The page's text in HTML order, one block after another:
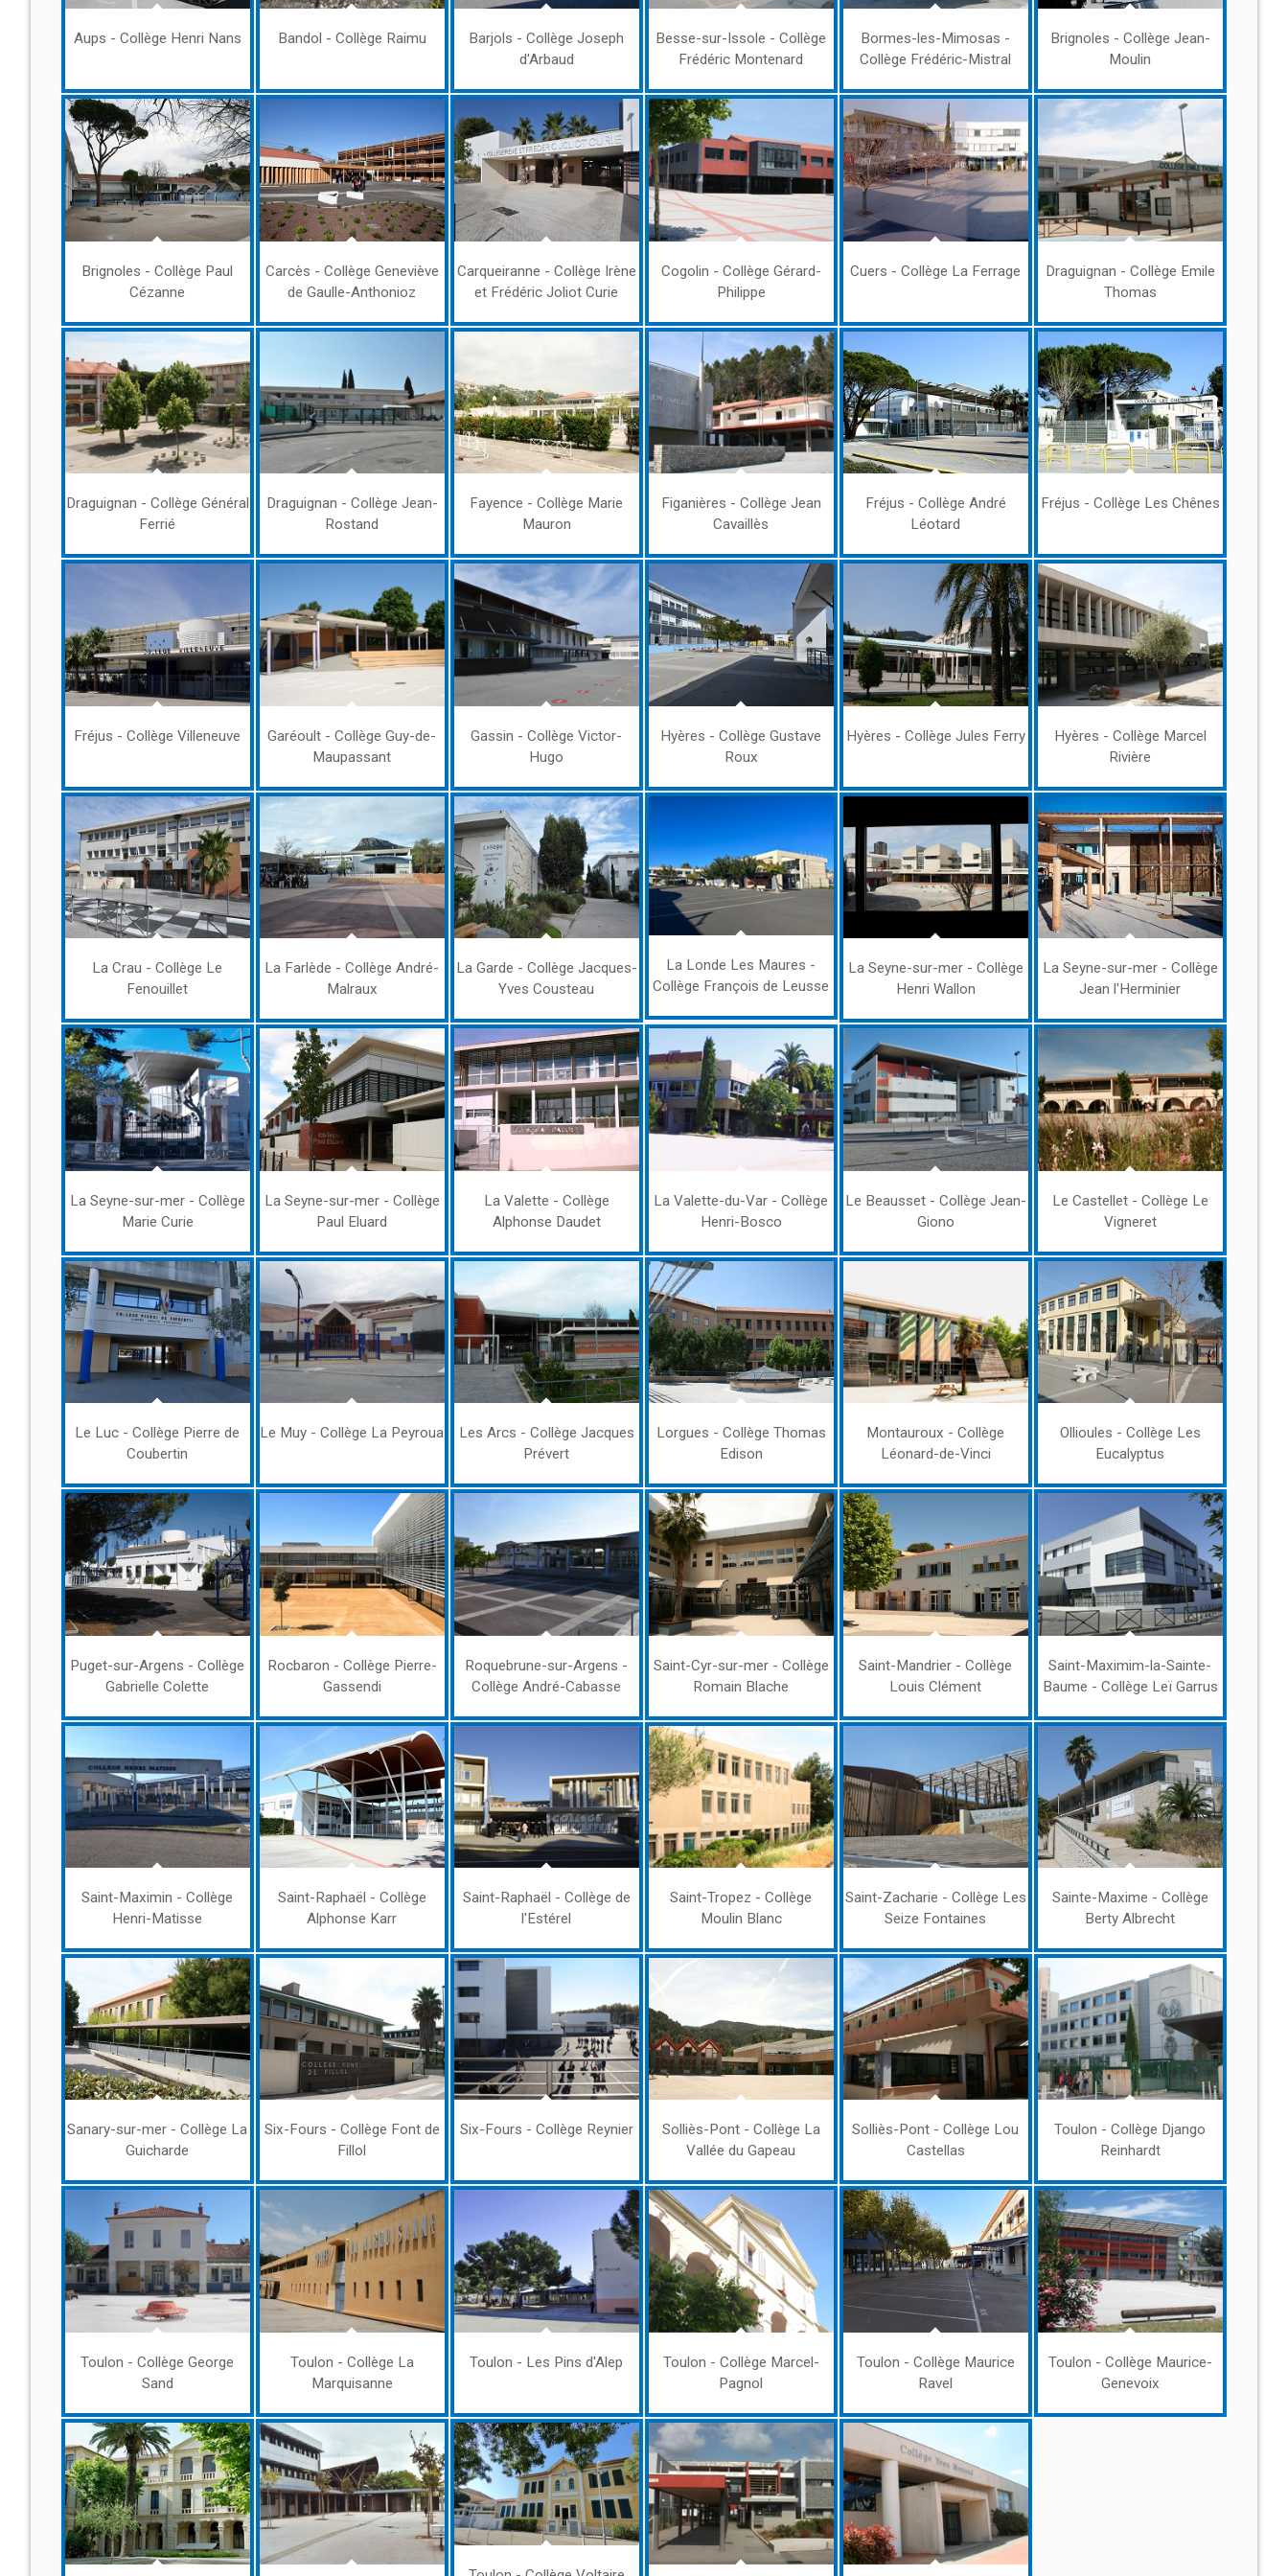
Aups - Collège Henri Nans Bandol - Collège Raimu
Barjols - Collège Joseph
d'Arbaud
Besse-sur-Issole - Collège
Frédéric Montenard
Bormes-les-Mimosas -
Collège Frédéric-Mistral
Brignoles - Collège Jean-
Moulin
Brignoles - Collège Paul
Cézanne
Carcès - Collège Geneviève
de Gaulle-Anthonioz
Carqueiranne - Collège Irène
et Frédéric Joliot Curie
Cogolin - Collège Gérard-
Philippe
Cuers - Collège La Ferrage
Draguignan - Collège Emile
Thomas
Draguignan - Collège Général
Ferrié
Draguignan - Collège Jean-
Rostand
Fayence - Collège Marie
Mauron
Figanières - Collège Jean
Cavaillès
Fréjus - Collège André
Léotard
Fréjus - Collège Les Chênes
Fréjus - Collège Villeneuve
Garéoult - Collège Guy-de-
Maupassant
Gassin - Collège Victor-
Hugo
Hyères - Collège Gustave
Roux
Hyères - Collège Jules Ferry
Hyères - Collège Marcel
Rivière
La Crau - Collège Le
Fenouillet
La Farlède - Collège André-
Malraux
La Garde - Collège Jacques-
Yves Cousteau
La Londe Les Maures -
Collège François de Leusse
La Seyne-sur-mer - Collège
Henri Wallon
La Seyne-sur-mer - Collège
Jean l'Herminier
La Seyne-sur-mer - Collège
Marie Curie
La Seyne-sur-mer - Collège
Paul Eluard
La Valette - Collège
Alphonse Daudet
La Valette-du-Var - Collège
Henri-Bosco
Le Beausset - Collège Jean-
Giono
Le Castellet - Collège Le
Vigneret
Le Luc - Collège Pierre de
Coubertin
Le Muy - Collège La Peyroua
Les Arcs - Collège Jacques
Prévert
Lorgues - Collège Thomas
Edison
Montauroux - Collège
Léonard-de-Vinci
Ollioules - Collège Les
Eucalyptus
Puget-sur-Argens - Collège
Gabrielle Colette
Rocbaron - Collège Pierre-
Gassendi
Roquebrune-sur-Argens -
Collège André-Cabasse
Saint-Cyr-sur-mer - Collège
Romain Blache
Saint-Mandrier - Collège
Louis Clément
Saint-Maximim-la-Sainte-
Baume - Collège Leï Garrus
Saint-Maximin - Collège
Henri-Matisse
Saint-Raphaël - Collège
Alphonse Karr
Saint-Raphaël - Collège de
l'Estérel
Saint-Tropez - Collège
Moulin Blanc
Saint-Zacharie - Collège Les
Seize Fontaines
Sainte-Maxime - Collège
Berty Albrecht
Sanary-sur-mer - Collège La
Guicharde
Six-Fours - Collège Font de
Fillol
Six-Fours - Collège Reynier
Solliès-Pont - Collège La
Vallée du Gapeau
Solliès-Pont - Collège Lou
Castellas
Toulon - Collège Django
Reinhardt
Toulon - Collège George
Sand
Toulon - Collège La
Marquisanne
Toulon - Les Pins d'Alep
Toulon - Collège Marcel-
Pagnol
Toulon - Collège Maurice
Ravel
Toulon - Collège Maurice-
Genevoix